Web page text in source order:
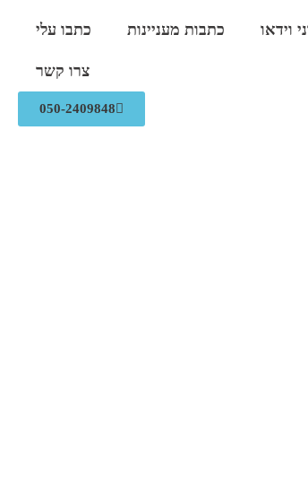
וידאו כתבות מעניינות כתבו עלי
צרו קשר
050-2409848